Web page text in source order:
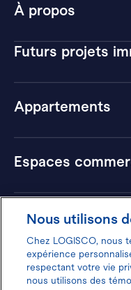
À propos
Futurs projets
Appartements
Espaces
Hôtels
Nous utilisons
Chez LOGISCO, nous
expérience
respectant votre vie
nous utilisons des